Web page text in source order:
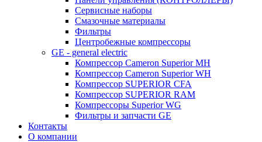
Сервисные наборы
Смазочные материалы
Фильтры
Центробежные компрессоры
GE - general electric
Компрессор Cameron Superior MH
Компрессор Cameron Superior WH
Компрессор SUPERIOR CFA
Компрессор SUPERIOR RAM
Компрессоры Superior WG
Фильтры и запчасти GE
Контакты
О компании